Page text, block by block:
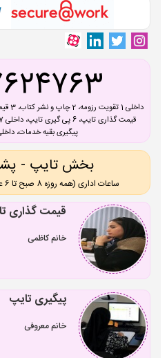
پیگیری بقیه خدمات، داخلی 9 روابط
بخش تایپ -
ساعات اداری (همه روزه 8 صبح تا 6 عصر، پنج شنبه ها تا 3 عصر )
قیمت گذاری
خانم کاظمی
پیگیری تایپ
خانم معروفی